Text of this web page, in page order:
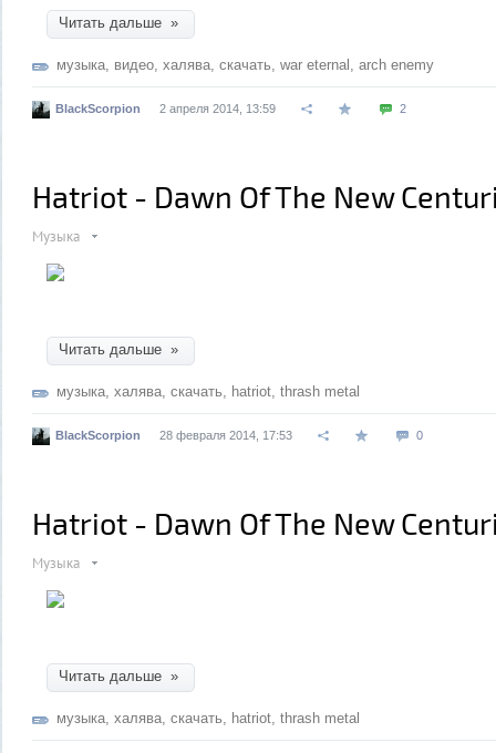
Читать дальше »
музыка, видео, халява, скачать, war eternal , arch enemy
BlackScorpion 2 апреля 2014, 13:59 2
Hatriot - Dawn Of The New
Музыка
Читать дальше »
музыка, халява, скачать, hatriot, thrash metal
BlackScorpion 28 февраля 2014, 17:53 0
Hatriot - Dawn Of The New
Музыка
Читать дальше »
музыка, халява, скачать, hatriot, thrash metal